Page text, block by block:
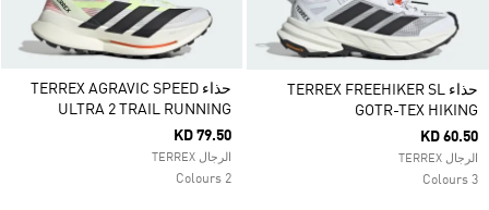
حذاء TERREX FREEHIKER SL
GOTR-TEX HIKING
KD 60.50
الرجال TERREX
3 Colours
حذاء TERREX AGRAVIC SPEED
ULTRA 2 TRAIL RUNNING
KD 79.50
الرجال TERREX
2 Colours